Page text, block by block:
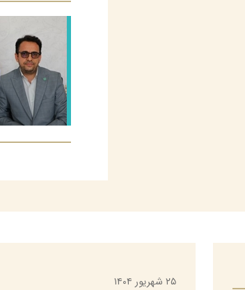
۲۵ شهریور ۱۴۰۴